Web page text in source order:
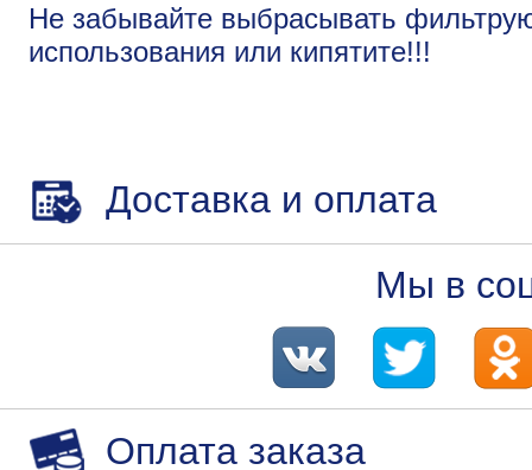
Не забывайте выбрасывать
использования или кипятите!!!
Доставка и оплата
Мы в
Оплата заказа